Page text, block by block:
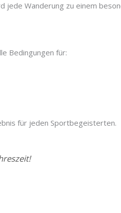
jede Wanderung zu einem
Bedingungen für:
für jeden Sportbegeisterten.